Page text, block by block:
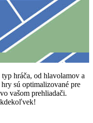
hráča, od hlavolamov a
sú optimalizované pre
vašom prehliadači.